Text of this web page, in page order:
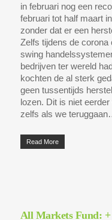
in februari nog een
februari tot half maart
zonder dat er een
Zelfs tijdens de
swing
bedrijven ter wereld
kochten de al sterk
geen tussentijds
lozen. Dit is niet
zelfs als we
Read More
All Markets Fund: +